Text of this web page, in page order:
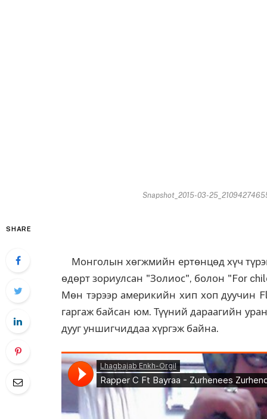
Snapshot_2015-03-
SHARE
Монголын хөгжмийн ертөнцөд хүч
өдөрт зориулсан "Золиос", болон "For
Мөн тэрээр америкийн хип хоп дуучин
гаргаж байсан юм. Түүний дараагийн
дууг уншигчиддаа хүргэж байна.